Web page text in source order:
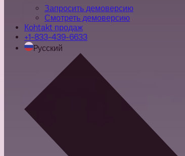
Запросить демоверсию
Смотреть демоверсию
Кohtakt продаж
+1-833-439-6633
Pусский